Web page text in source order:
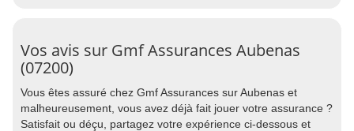
Vos avis sur Gmf Assurances Aubenas
(07200)
Vous êtes assuré chez Gmf Assurances sur Aubenas et
malheureusement, vous avez déjà fait jouer votre assurance ?
Satisfait ou déçu, partagez votre expérience ci-dessous et